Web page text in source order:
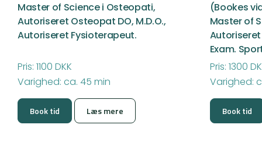
Master of Science i Osteopati,
Autoriseret Osteopat DO, M.D.O.,
Autoriseret Fysioterapeut.
Pris: 1100 DKK
Varighed: ca. 45 min
Book tid Læs mere
(Bookes
Master of
Autoriseret
Exam.
Pris: 1300
Varighed:
Book tid